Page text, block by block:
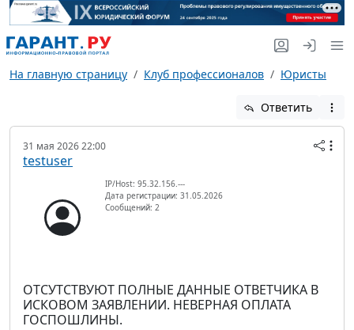
На главную страницу Клуб профессионалов Юристы
Ответить
31 мая 2026 22:00
testuser
IP/Host: 95.32.156.---
Дата регистрации: 31.05.2026
Сообщений: 2
ОТСУТСТВУЮТ ПОЛНЫЕ ДАННЫЕ ОТВЕТЧИКА В
ИСКОВОМ ЗАЯВЛЕНИИ. НЕВЕРНАЯ ОПЛАТА
ГОСПОШЛИНЫ.